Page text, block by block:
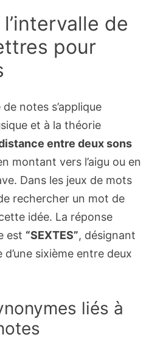
de
pour
notes s’applique
et à la théorie
entre deux sons
montant vers l’aigu ou en
Dans les jeux de mots
rechercher un mot de
idée. La réponse
est “SEXTES”, désignant
sixième entre deux
liés à